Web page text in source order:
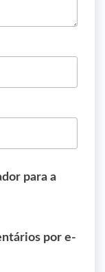
para a
por e-